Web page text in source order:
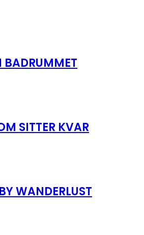
BADRUMMET
SITTER KVAR
WANDERLUST